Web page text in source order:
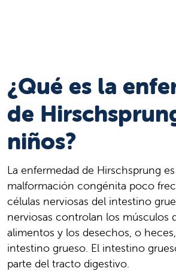
¿Qué es la
de
niños?
La enfermedad de Hirschsprung
malformación congénita poco
células nerviosas del intestino
nerviosas controlan los músculos
alimentos y los desechos, o
intestino grueso. El intestino
parte del tracto digestivo.